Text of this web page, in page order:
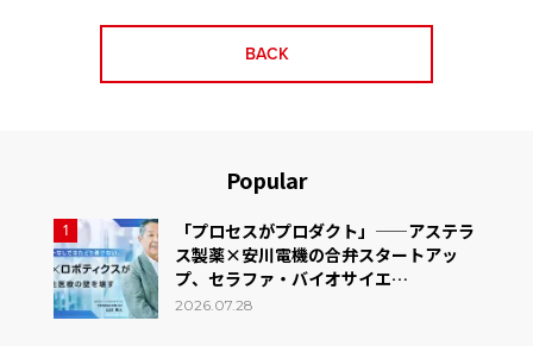
BACK
Popular
1
「プロセスがプロダクト」——アステラ
ス製薬×安川電機の合弁スタートアッ
プ、セラファ・バイオサイエ…
2026.07.28